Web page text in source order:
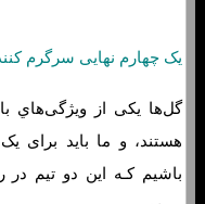
یک چهارم نهایی سرگرم
گل‌ها یکی از ویژگی‌هاي‌
هستند، و ما باید برای یک
باشیم کـه این دو تیم